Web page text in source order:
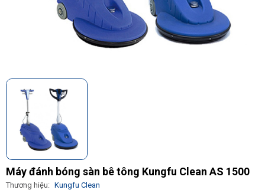
Máy đánh bóng sàn bê tông Kungfu Clean AS 1500
Thương hiệu: Kungfu Clean